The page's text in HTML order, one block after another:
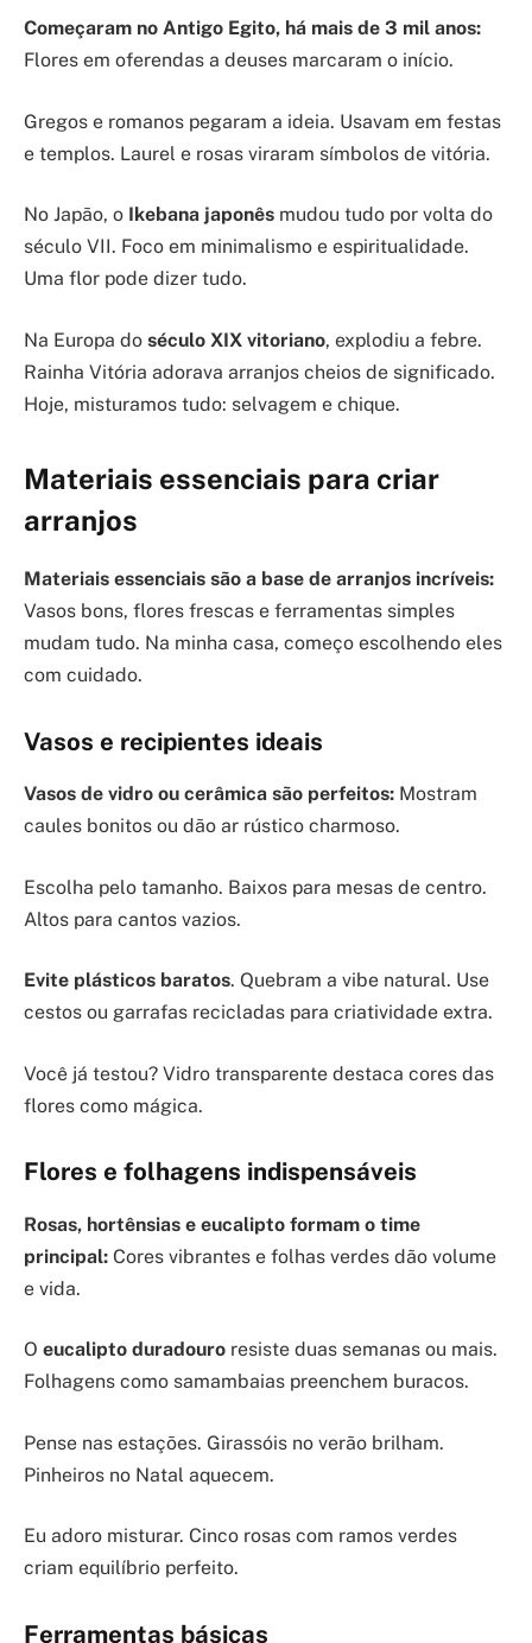
Começaram no Antigo Egito, há mais de 3 mil anos:
Flores em oferendas a deuses marcaram o início.
Gregos e romanos pegaram a ideia. Usavam em festas
e templos. Laurel e rosas viraram símbolos de vitória.
No Japão, o Ikebana japonês mudou tudo por volta do
século VII. Foco em minimalismo e espiritualidade.
Uma flor pode dizer tudo.
Na Europa do século XIX vitoriano, explodiu a febre.
Rainha Vitória adorava arranjos cheios de significado.
Hoje, misturamos tudo: selvagem e chique.
Materiais essenciais para criar
arranjos
Materiais essenciais são a base de arranjos incríveis:
Vasos bons, flores frescas e ferramentas simples
mudam tudo. Na minha casa, começo escolhendo eles
com cuidado.
Vasos e recipientes ideais
Vasos de vidro ou cerâmica são perfeitos: Mostram
caules bonitos ou dão ar rústico charmoso.
Escolha pelo tamanho. Baixos para mesas de centro.
Altos para cantos vazios.
Evite plásticos baratos. Quebram a vibe natural. Use
cestos ou garrafas recicladas para criatividade extra.
Você já testou? Vidro transparente destaca cores das
flores como mágica.
Flores e folhagens indispensáveis
Rosas, hortênsias e eucalipto formam o time
principal: Cores vibrantes e folhas verdes dão volume
e vida.
O eucalipto duradouro resiste duas semanas ou mais.
Folhagens como samambaias preenchem buracos.
Pense nas estações. Girassóis no verão brilham.
Pinheiros no Natal aquecem.
Eu adoro misturar. Cinco rosas com ramos verdes
criam equilíbrio perfeito.
Ferramentas básicas